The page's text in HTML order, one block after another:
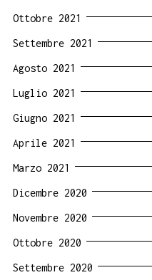
Ottobre 2021
Settembre 2021
Agosto 2021
Luglio 2021
Giugno 2021
Aprile 2021
Marzo 2021
Dicembre 2020
Novembre 2020
Ottobre 2020
Settembre 2020